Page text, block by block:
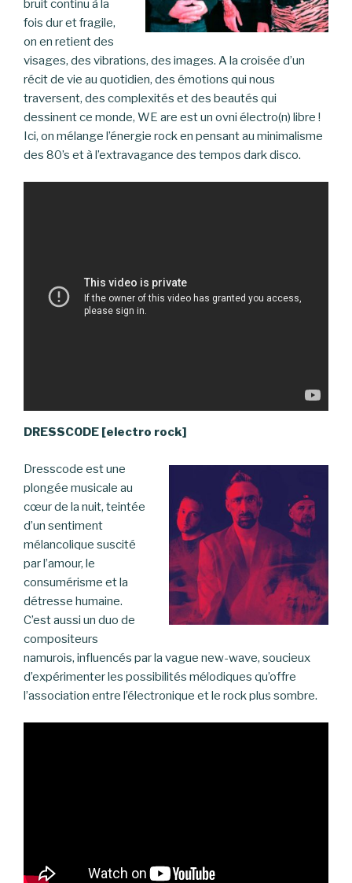
bruit continu à la
fois dur et fragile,
on en retient des
visages, des vibrations, des images. A la croisée d’un
récit de vie au quotidien, des émotions qui nous
traversent, des complexités et des beautés qui
dessinent ce monde, WE are est un ovni électro(n) libre !
Ici, on mélange l’énergie rock en pensant au minimalisme
des 80’s et à l’extravagance des tempos dark disco.
DRESSCODE [electro rock]
Dresscode est une
plongée musicale au
cœur de la nuit, teintée
d’un sentiment
mélancolique suscité
par l’amour, le
consumérisme et la
détresse humaine.
C’est aussi un duo de
compositeurs
namurois, influencés par la vague new-wave, soucieux
d’expérimenter les possibilités mélodiques qu’offre
l’association entre l’électronique et le rock plus sombre.